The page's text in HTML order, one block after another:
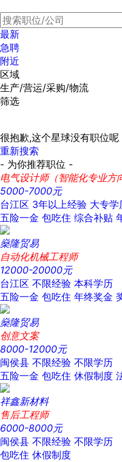
最新
急聘
附近
区域
生产/营运/采购/物流
筛选
很抱歉,这个星球没有职位呢
重新搜索
- 为你推荐职位 -
电气设计师（智能化专业方
5000-7000元
台江区 3年以上经验 大专学
五险一金 包吃住 综合补贴
燊隆贸易
自动化机械工程师
12000-20000元
台江区 不限经验 本科学历
五险一金 包吃住 年终奖金
燊隆贸易
创意文案
8000-12000元
闽侯县 不限经验 不限学历
五险一金 包吃住 休假制度
祥鑫新材料
售后工程师
6000-8000元
闽侯县 不限经验 不限学历
包吃住 休假制度